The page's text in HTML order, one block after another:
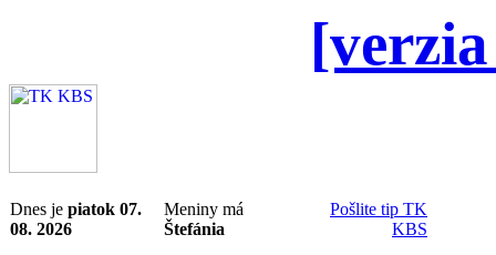
Dnes je piatok 07.
08. 2026
Meniny má
Štefánia
Pošlite tip TK
KBS